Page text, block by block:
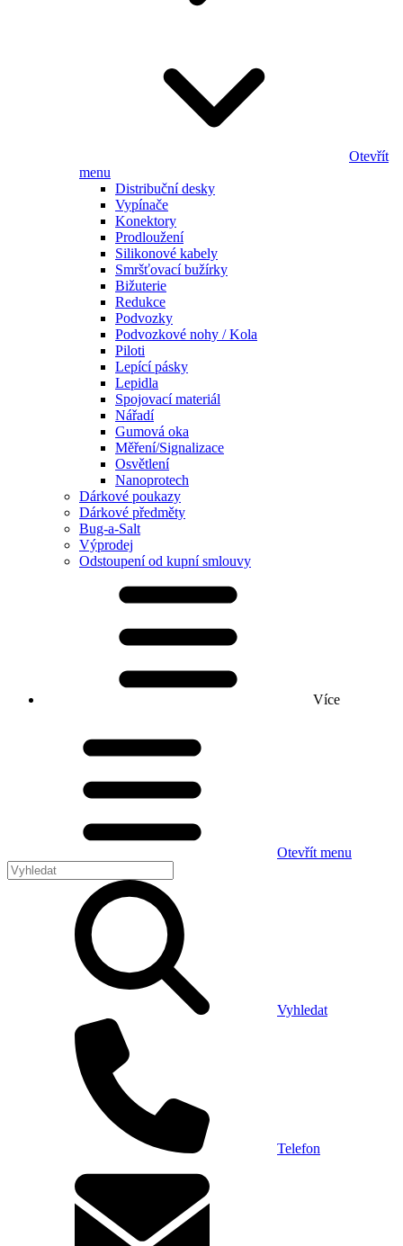
Otevřít
menu
Distribuční desky
Vypínače
Konektory
Prodloužení
Silikonové kabely
Smršťovací bužírky
Bižuterie
Redukce
Podvozky
Podvozkové nohy / Kola
Piloti
Lepící pásky
Lepidla
Spojovací materiál
Nářadí
Gumová oka
Měření/Signalizace
Osvětlení
Nanoprotech
Dárkové poukazy
Dárkové předměty
Bug-a-Salt
Výprodej
Odstoupení od kupní smlouvy
Více
Otevřít menu
Vyhledat
Telefon